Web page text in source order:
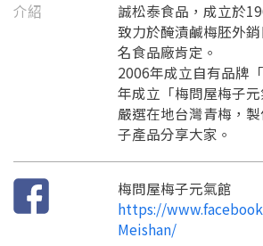
介紹
誠松泰食品，成立於
致力於醃漬鹹梅胚外
名食品廠肯定。
2006年成立自有品牌
年成立「梅問屋梅子元
嚴選在地台灣青梅，
子產品分享大家。
梅問屋梅子元氣館
https://
Meishan/
註冊完成
要申請新產品嗎？
要看申請秘笈嗎